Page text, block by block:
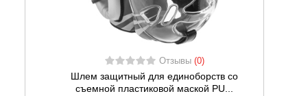
Отзывы (0)
Шлем защитный для единоборств со
съемной пластиковой маской PU...